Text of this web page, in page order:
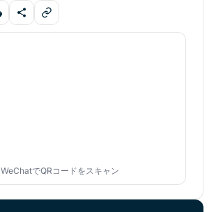
WeChatでQRコードをスキャン